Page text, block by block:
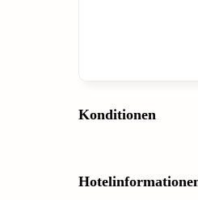
Konditionen